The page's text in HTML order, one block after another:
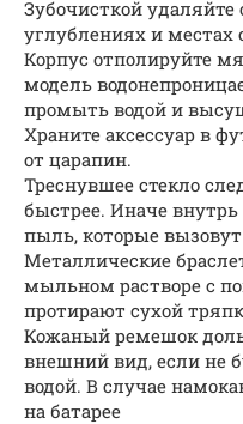
Зубочисткой удаляйте
углублениях и местах
Корпус отполируйте
модель
промыть водой и
Храните аксессуар в
от царапин.
Треснувшее стекло
быстрее. Иначе
пыль, которые
Металлические
мыльном растворе с
протирают сухой
Кожаный ремешок
внешний вид, если не
водой. В случае
на батарее